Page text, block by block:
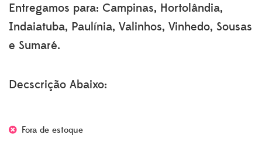
Entregamos para: Campinas, Hortolândia,
Indaiatuba, Paulínia, Valinhos, Vinhedo, Sousas
e Sumaré.
Decscrição Abaixo:
Fora de estoque